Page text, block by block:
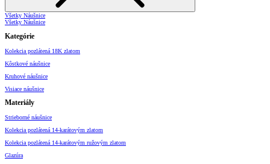
Všetky Náušnice
Všetky Náušnice
Kategórie
Kolekcia pozlátená 18K zlatom
Kôstkové náušnice
Kruhové náušnice
Visiace náušnice
Materiály
Strieborné náušnice
Kolekcia pozlátená 14-karátovým zlatom
Kolekcia pozlátená 14-karátovým ružovým zlatom
Glazúra